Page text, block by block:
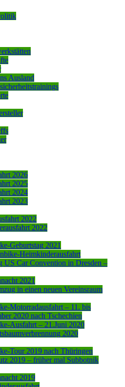
Ausland
2026
2025
2024
2023
2022
2022
Geburtstag 2021
Heimkinderausfahrt
US Car Convention in Dresden –
2021
in einen neuen Vereinsraum
Motorradausfahrt – 11. bis
2020 nach Tschechien
Ausfahrt – 21.Juni 2020
2020
Tour 2019 nach Thüringen
2019 – früher mal Subbotnik
2019